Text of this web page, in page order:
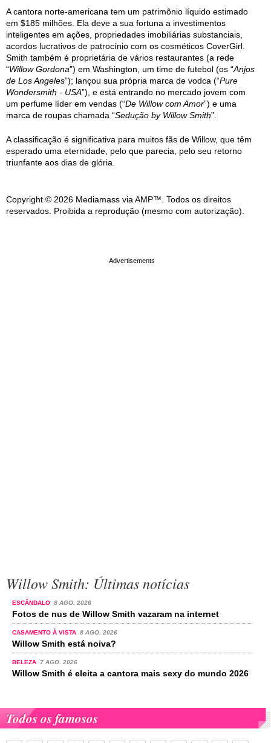
A cantora norte-americana tem um patrimônio líquido estimado
em $185 milhões. Ela deve a sua fortuna a investimentos
inteligentes em ações, propriedades imobiliárias substanciais,
acordos lucrativos de patrocínio com os cosméticos CoverGirl.
Smith também é proprietária de vários restaurantes (a rede
“Willow Gordona”) em Washington, um time de futebol (os “Anjos
de Los Angeles”); lançou sua própria marca de vodca (“Pure
Wondersmith - USA”), e está entrando no mercado jovem com
um perfume líder em vendas (“De Willow com Amor”) e uma
marca de roupas chamada “Sedução by Willow Smith”.
A classificação é significativa para muitos fãs de Willow, que têm
esperado uma eternidade, pelo que parecia, pelo seu retorno
triunfante aos dias de glória.
Copyright © 2026 Mediamass via AMP™. Todos os direitos
reservados. Proibida a reprodução (mesmo com autorização).
Willow Smith: Últimas notícias
ESCÂNDALO 8 AGO. 2026
Fotos de nus de Willow Smith vazaram na internet
CASAMENTO À VISTA 8 AGO. 2026
Willow Smith está noiva?
BELEZA 7 AGO. 2026
Willow Smith é eleita a cantora mais sexy do mundo 2026
Todos os famosos